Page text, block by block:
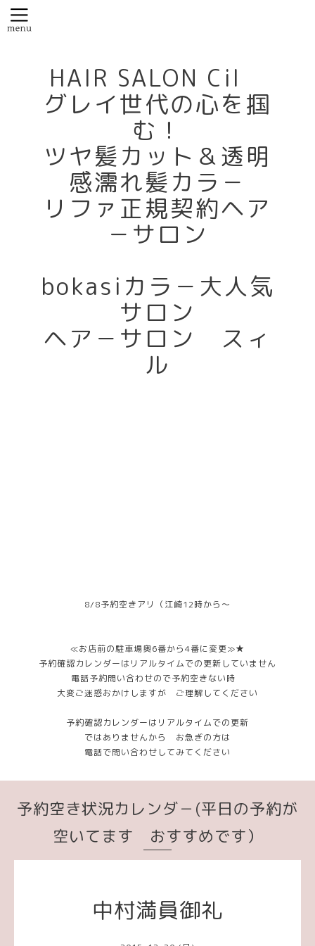
HAIR SALON Cil
グレイ世代の心を掴
む！
ツヤ髪カット＆透明
感濡れ髪カラ－
リファ正規契約ヘア
－サロン
bokasiカラ－大人気
サロン
ヘア－サロン スィ
ル
8/8予約空きアリ（江崎12時から～
≪お店前の駐車場奥6番から4番に変更≫★
予約確認カレンダーはリアルタイムでの更新していません
電話予約問い合わせので予約空きない時
大変ご迷惑おかけしますが ご理解してください
予約確認カレンダーはリアルタイムでの更新
ではありませんから お急ぎの方は
電話で問い合わせしてみてください
予約空き状況カレンダ－(平日の予約が
空いてます おすすめです）
中村満員御礼